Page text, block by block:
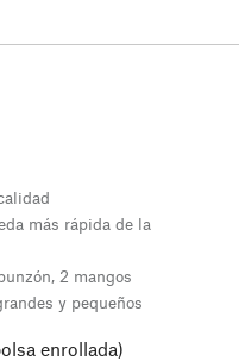
más rápida de la
2 mangos
y pequeños
enrollada)